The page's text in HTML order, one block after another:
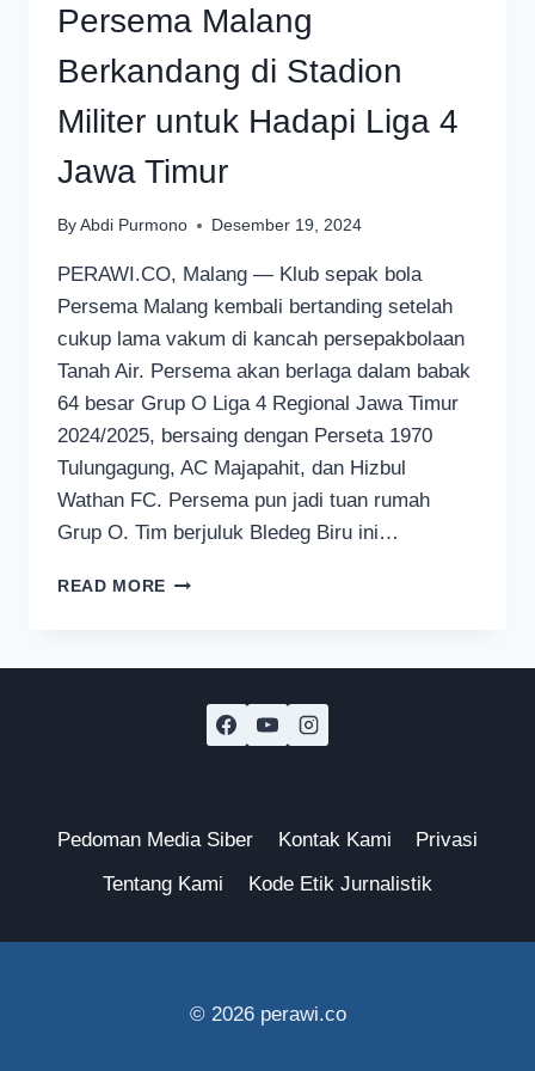
Persema Malang
Berkandang di Stadion
Militer untuk Hadapi Liga 4
Jawa Timur
By Abdi Purmono Desember 19, 2024
PERAWI.CO, Malang — Klub sepak bola
Persema Malang kembali bertanding setelah
cukup lama vakum di kancah persepakbolaan
Tanah Air. Persema akan berlaga dalam babak
64 besar Grup O Liga 4 Regional Jawa Timur
2024/2025, bersaing dengan Perseta 1970
Tulungagung, AC Majapahit, dan Hizbul
Wathan FC. Persema pun jadi tuan rumah
Grup O. Tim berjuluk Bledeg Biru ini…
READ MORE PERSEMA
MILITER
UNTUK
JAWA
Pedoman Media Siber Kontak Kami
Privasi
Tentang Kami
Kode Etik Jurnalistik
© 2026 perawi.co